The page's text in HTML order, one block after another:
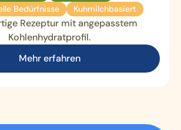
Bedürfnisse
Kuhmilchbasiert
Rezeptur mit angepasstem
Kohlenhydratprofil.
Mehr erfahren